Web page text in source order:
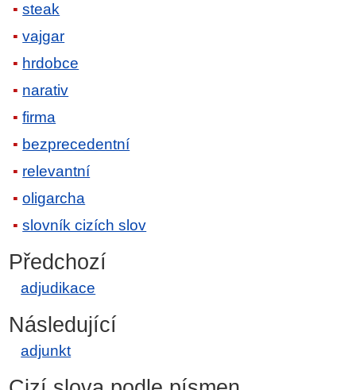
steak
vajgar
hrdobce
narativ
firma
bezprecedentní
relevantní
oligarcha
slovník cizích slov
Předchozí
adjudikace
Následující
adjunkt